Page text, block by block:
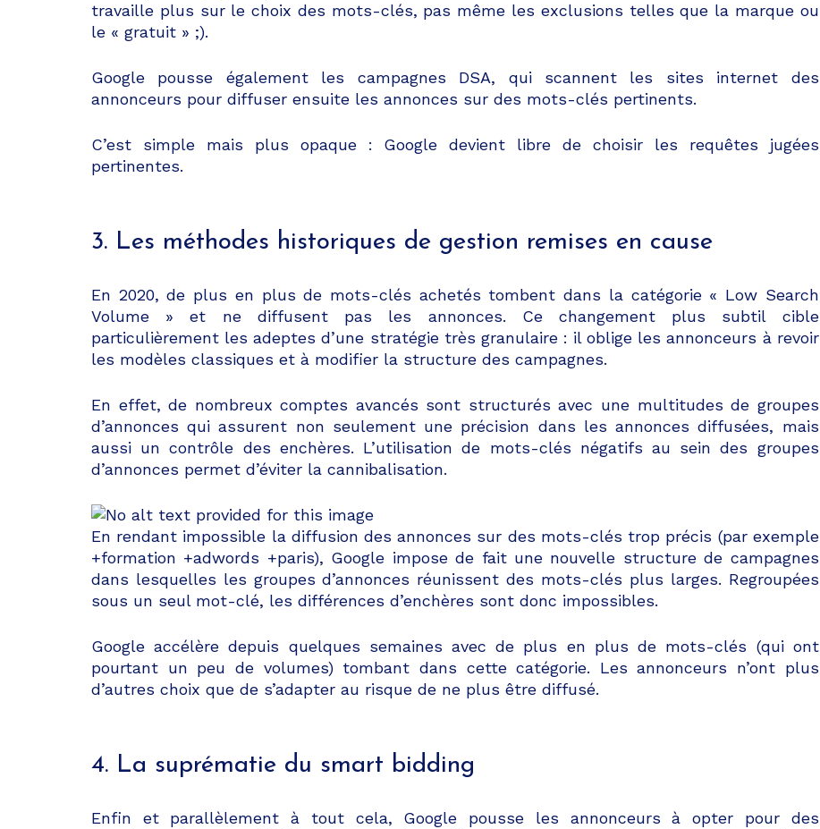
travaille plus sur le choix des mots-clés, pas même les exclusions telles que la marque ou
le « gratuit » ;).
Google pousse également les campagnes DSA, qui scannent les sites internet des
annonceurs pour diffuser ensuite les annonces sur des mots-clés pertinents.
C’est simple mais plus opaque : Google devient libre de choisir les requêtes jugées
pertinentes.
3. Les méthodes historiques de gestion remises en cause
En 2020, de plus en plus de mots-clés achetés tombent dans la catégorie « Low Search
Volume » et ne diffusent pas les annonces. Ce changement plus subtil cible
particulièrement les adeptes d’une stratégie très granulaire : il oblige les annonceurs à revoir
les modèles classiques et à modifier la structure des campagnes.
En effet, de nombreux comptes avancés sont structurés avec une multitudes de groupes
d’annonces qui assurent non seulement une précision dans les annonces diffusées, mais
aussi un contrôle des enchères. L’utilisation de mots-clés négatifs au sein des groupes
d’annonces permet d’éviter la cannibalisation.
En rendant impossible la diffusion des annonces sur des mots-clés trop précis (par exemple
+formation +adwords +paris), Google impose de fait une nouvelle structure de campagnes
dans lesquelles les groupes d’annonces réunissent des mots-clés plus larges. Regroupées
sous un seul mot-clé, les différences d’enchères sont donc impossibles.
Google accélère depuis quelques semaines avec de plus en plus de mots-clés (qui ont
pourtant un peu de volumes) tombant dans cette catégorie. Les annonceurs n’ont plus
d’autres choix que de s’adapter au risque de ne plus être diffusé.
4. La suprématie du smart bidding
Enfin et parallèlement à tout cela, Google pousse les annonceurs à opter pour des